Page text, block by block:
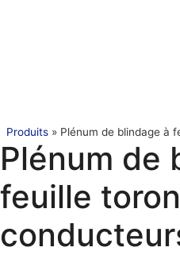
Produits » Plénum de blindage à
Plénum de
feuille